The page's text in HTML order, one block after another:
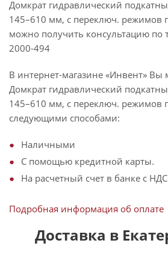
Домкрат гидравлический
145–610 мм, с переключ. режимов
можно получить консультацию по
2000-494
В интернет-магазине «Инвент» Вы
Домкрат гидравлический
145–610 мм, с переключ. режимов
следующими способами:
Наличными
С помощью кредитной карты.
На расчетный счет в банке с
Подробная информация об оплате
Доставка в